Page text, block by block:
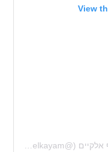
View
A post shared by Asif Elkayam | אסיף אלקיים (@asif_elkayam)